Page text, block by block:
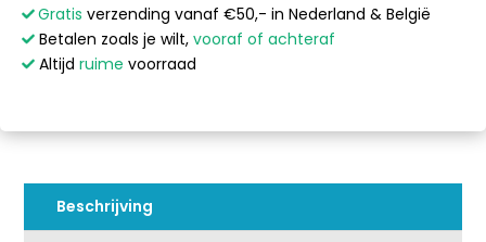
Pakket
12st
aantal
e
i
e
Gratis verzending vanaf €50,- in Nederland & België
Betalen zoals je wilt, vooraf of achteraf
Altijd ruime voorraad
Beschrijving